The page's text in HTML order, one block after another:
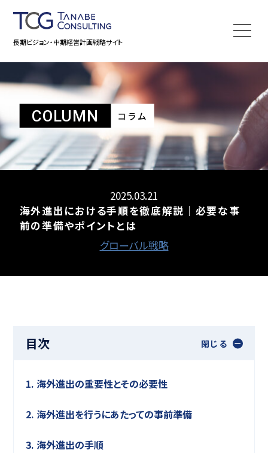
長期ビジョン・中期経営計画戦略サイト
COLUMN コラム
2025.03.21
海外進出における手順を徹底解説｜必要な事
前の準備やポイントとは
グローバル戦略
目次 閉じる
1. 海外進出の重要性とその必要性
2. 海外進出を行うにあたっての事前準備
3. 海外進出の手順